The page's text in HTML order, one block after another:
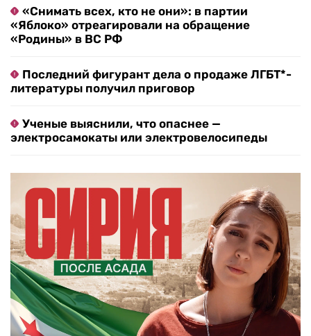
«Снимать всех, кто не они»: в партии
«Яблоко» отреагировали на обращение
«Родины» в ВС РФ
Последний фигурант дела о продаже ЛГБТ*-
литературы получил приговор
Ученые выяснили, что опаснее —
электросамокаты или электровелосипеды